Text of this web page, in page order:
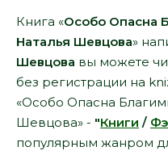
Книга «Особо Опасна
Наталья Шевцова»
Шевцова вы можете
без регистрации на
«Особо Опасна
Шевцова» - "Книги /
популярным жанром